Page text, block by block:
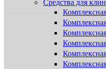
Cредства для